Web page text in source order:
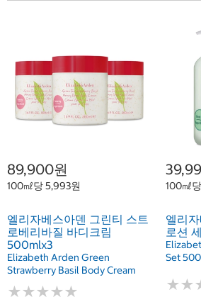
89,900원
100㎖당 5,993원
엘리자베스아덴 그린티 스트
로베리바질 바디크림
500mlx3
Elizabeth Arden Green
Strawberry Basil Body Cream
★★★★★
★★★★★
100㎖
엘리
로션
Set
★★
★★